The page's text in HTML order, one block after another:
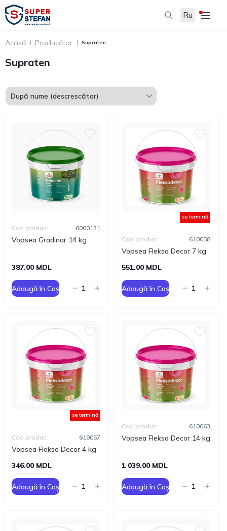
Ru
Acasă Producător Supraten
Supraten
Filtru
Vopsea Gradinar 14 kg
Cod produs: 6000131
387.00 MDL
Adaugă în Coș
se termină
Vopsea Flekso Decor 7 kg
Cod produs: 610058
551.00 MDL
Adaugă în Coș
se termină
Vopsea Flekso Decor 4 kg
Cod produs: 610057
346.00 MDL
Adaugă în Coș
Vopsea Flekso Decor 14 kg
Cod produs: 610063
1 039.00 MDL
Adaugă în Coș